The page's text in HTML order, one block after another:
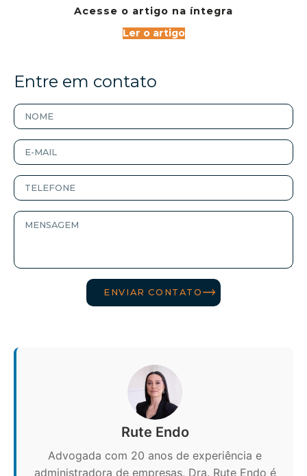
Acesse o artigo na íntegra
Ler o artigo
Entre em contato
ENVIAR CONTATO
Rute Endo
Advogada com 20 anos de experiência e
administradora de empresas, Dra. Rute Endo é